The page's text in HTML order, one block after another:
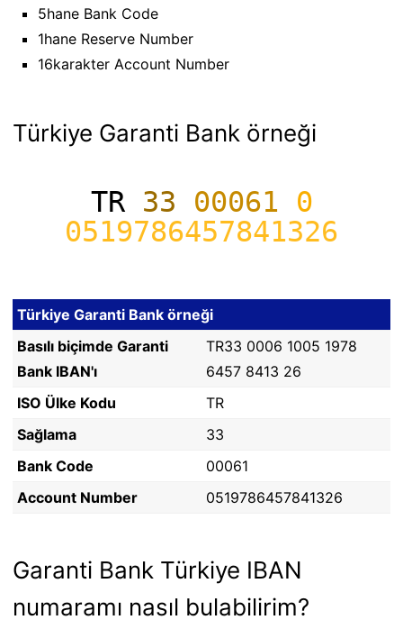
5hane Bank Code
1hane Reserve Number
16karakter Account Number
Türkiye Garanti Bank örneği
TR33 00061 0
0519786457841326
Türkiye Garanti Bank örneği
Basılı biçimde Garanti
Bank IBAN'ı
TR33 0006 1005 1978
6457 8413 26
ISO Ülke Kodu
TR
Sağlama
33
Bank Code
00061
Account Number
0519786457841326
Garanti Bank Türkiye IBAN
numaramı nasıl bulabilirim?